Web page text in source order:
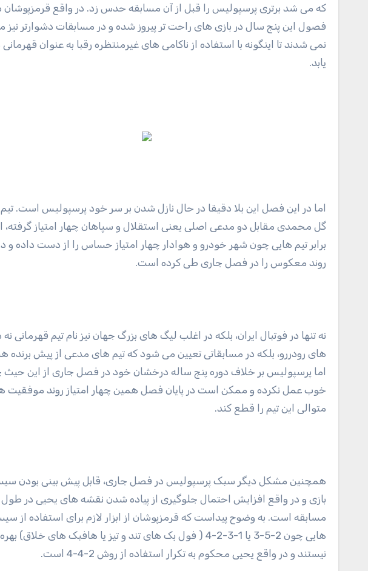
که می شد برتری پرسپولیس را قبل از آن مسابقه حدس زد. در واقع قرمزپوشان
فصول این پنج سال در بازی های راحت تر پیروز شده و در مسابقات دشوارتر
نمی شدند تا اینگونه با استفاده از ناکامی های غیرمنتظره رقبا به عنوان
یابد.
اما در این فصل این بلا دقیقا در حال نازل شدن بر سر خود پرسپولیس است.
گل محمدی مقابل دو مدعی اصلی یعنی استقلال و سپاهان چهار امتیاز گرفته،
برابر تیم هایی چون شهر خودرو و هوادار چهار امتیاز حساس را از دست داده و
روند معکوس را در فصل جاری طی کرده است.
نه تنها در فوتبال ایران، بلکه در اغلب لیگ های بزرگ جهان نیز نام تیم قهرمانی نه
های رودررو، بلکه در مسابقاتی تعیین می شود که تیم های مدعی از پیش برنده
اما پرسپولیس بر خلاف دوره پنج ساله درخشان خود در فصل جاری از این حیث
خوب عمل نکرده و ممکن است در پایان فصل همین چهار امتیاز روند موفقیت
متوالی این تیم را قطع کند.
همچنین مشکل دیگر سبک پرسپولیس در فصل جاری، قابل پیش بینی بودن
بازی و در واقع افزایش احتمال جلوگیری از پیاده شدن نقشه های یحیی در طول
مسابقه است. به وضوح پیداست که قرمزپوشان از ابزار لازم برای استفاده از
هایی چون 2-5-3 یا 1-3-2-4 ( فول بک های تند و تیز یا هافبک های خلاق)
نیستند و در واقع یحیی محکوم به تکرار استفاده از روش 2-4-4 است.